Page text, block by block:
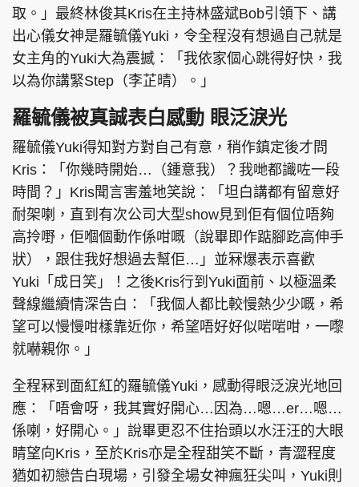
取。」最終林俊其Kris在主持林盛斌Bob引領下、講
出心儀女神是羅毓儀Yuki，令全程沒有想過自己就是
女主角的Yuki大為震撼：「我依家個心跳得好快，我
以為你講緊Step（李芷晴）。」
羅毓儀被真誠表白感動 眼泛淚光
羅毓儀Yuki得知對方對自己有意，稍作鎮定後才問
Kris：「你幾時開始…（鍾意我）？我哋都識咗一段
時間？」Kris聞言害羞地笑說：「坦白講都有留意好
耐架喇，直到有次公司大型show見到佢有個位唔夠
高拎嘢，佢嗰個動作係咁嘅（說畢即作踮腳趷高伸手
狀），跟住我好想過去幫佢…」並冧爆表示喜歡
Yuki「成日笑」！之後Kris行到Yuki面前、以極溫柔
聲線繼續情深告白：「我個人都比較慢熱少少嘅，希
望可以慢慢咁樣靠近你，希望唔好好似啱啱咁，一嚟
就嚇親你。」
全程冧到面紅紅的羅毓儀Yuki，感動得眼泛淚光地回
應：「唔會呀，我其實好開心…因為…嗯…er…嗯…
係喇，好開心。」說畢更忍不住抬頭以水汪汪的大眼
睛望向Kris，至於Kris亦是全程甜笑不斷，青澀程度
猶如初戀告白現場，引發全場女神瘋狂尖叫，Yuki則